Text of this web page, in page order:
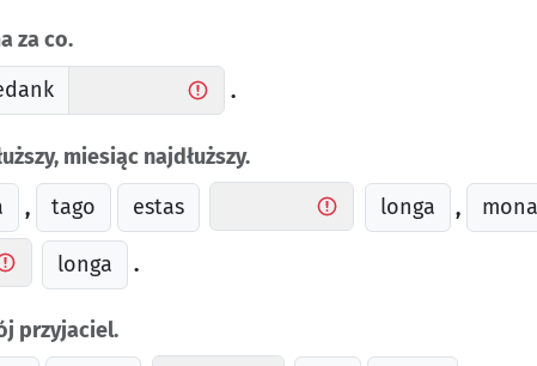
za co.
.
miesiąc najdłuższy.
, tago estas longa ,
longa .
przyjaciel.